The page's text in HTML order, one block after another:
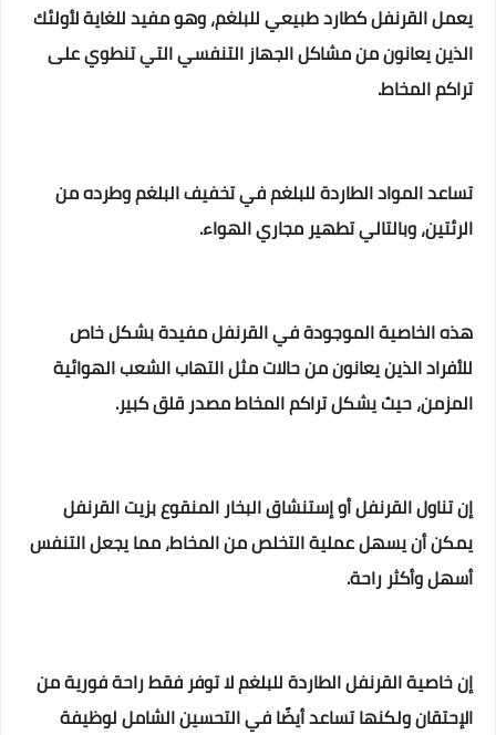
يعمل القرنفل كطارد طبيعي للبلغم، وهو مفيد للغاية لأولئك
الذين يعانون من مشاكل الجهاز التنفسي التي تنطوي على
تراكم المخاط.
تساعد المواد الطاردة للبلغم في تخفيف البلغم وطرده من
الرئتين، وبالتالي تطهير مجاري الهواء.
هذه الخاصية الموجودة في القرنفل مفيدة بشكل خاص
للأفراد الذين يعانون من حالات مثل التهاب الشعب الهوائية
المزمن، حيث يشكل تراكم المخاط مصدر قلق كبير.
إن تناول القرنفل أو إستنشاق البخار المنقوع بزيت القرنفل
يمكن أن يسهل عملية التخلص من المخاط، مما يجعل التنفس
أسهل وأكثر راحة.
إن خاصية القرنفل الطاردة للبلغم لا توفر فقط راحة فورية من
الإحتقان ولكنها تساعد أيضًا في التحسين الشامل لوظيفة